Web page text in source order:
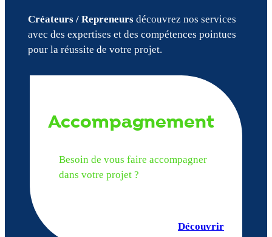
Créateurs / Repreneursdécouvrez nos services
avec des expertises et des compétences pointues
pour la réussite de votre projet.
Accompagnement
Besoin de vous faire accompagner
dans votre projet ?
Découvrir